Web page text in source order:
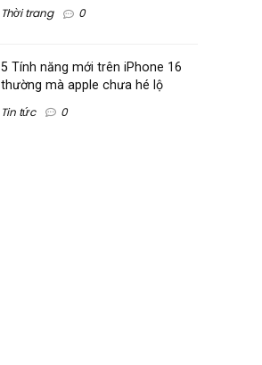
Thời trang 0
5 Tính năng mới trên iPhone 16
thường mà apple chưa hé lộ
Tin tức 0